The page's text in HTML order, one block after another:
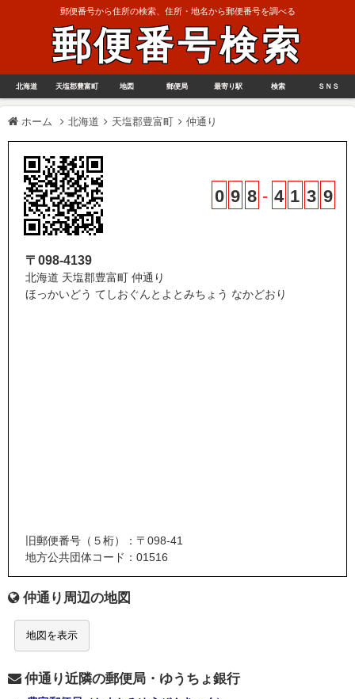
郵便番号から住所の検索、住所・地名から郵便番号を調べる
郵便番号検索
北海道 天塩郡豊富町 地図 郵便局 最寄り駅 検索 ＳＮＳ
ホーム 北海道 天塩郡豊富町 仲通り
0 9 8 - 4 1 3 9
〒098-4139
北海道 天塩郡豊富町 仲通り
ほっかいどう てしおぐんとよとみちょう なかどおり
旧郵便番号（５桁）：〒098-41
地方公共団体コード：01516
仲通り周辺の地図
地図を表示
仲通り近隣の郵便局・ゆうちょ銀行